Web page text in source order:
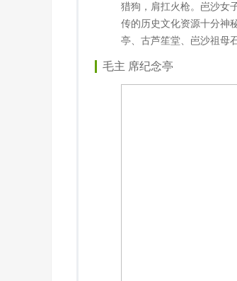
猎狗，肩扛火枪。岜沙女
传的历史文化资源十分神
亭、古芦笙堂、岜沙祖母
毛主 席纪念亭